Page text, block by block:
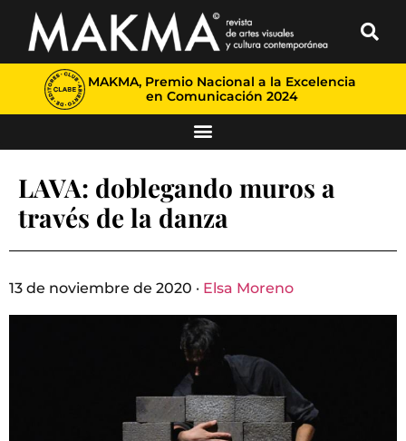
MAKMA, Premio Nacional a la Excelencia
en Comunicación 2024
LAVA: doblegando muros a
través de la danza
13 de noviembre de 2020 · Elsa Moreno